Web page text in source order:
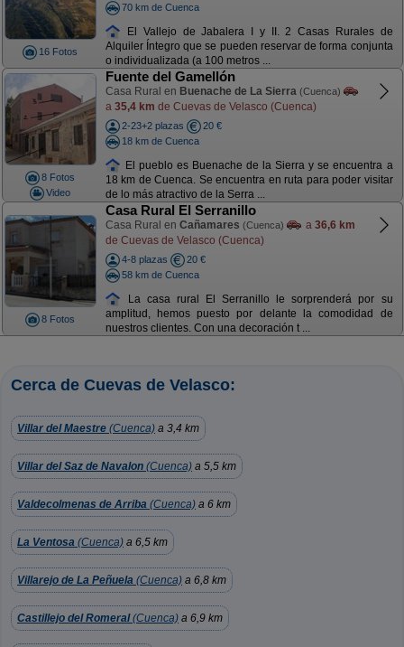
16 Fotos
70 km de Cuenca
El Vallejo de Jabalera I y II. 2 Casas Rurales de
Alquiler Íntegro que se pueden reservar de forma conjunta
o individualizada (a 100 metros ...
8 Fotos
Video
Fuente del Gamellón
Casa Rural en Buenache de La Sierra (Cuenca)
a 35,4 km de Cuevas de Velasco (Cuenca)
2-23+2 plazas
20 €
18 km de Cuenca
El pueblo es Buenache de la Sierra y se encuentra a
18 km de Cuenca. Se encuentra en ruta para poder visitar
de lo más atractivo de la Serra ...
8 Fotos
Casa Rural El Serranillo
Casa Rural en Cañamares (Cuenca) a 36,6 km
de Cuevas de Velasco (Cuenca)
4-8 plazas
20 €
58 km de Cuenca
La casa rural El Serranillo le sorprenderá por su
amplitud, hemos puesto por delante la comodidad de
nuestros clientes. Con una decoración t ...
Cerca de Cuevas de Velasco:
Villar del Maestre (Cuenca) a 3,4 km
Villar del Saz de Navalon (Cuenca) a 5,5 km
Valdecolmenas de Arriba (Cuenca) a 6 km
La Ventosa (Cuenca) a 6,5 km
Villarejo de La Peñuela (Cuenca) a 6,8 km
Castillejo del Romeral(Cuenca) a 6,9 km